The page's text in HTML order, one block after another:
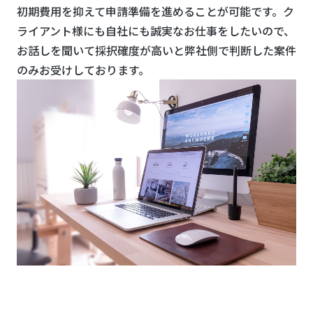
初期費用を抑えて申請準備を進めることが可能です。ク
ライアント様にも自社にも誠実なお仕事をしたいので、
お話しを聞いて採択確度が高いと弊社側で判断した案件
のみお受けしております。